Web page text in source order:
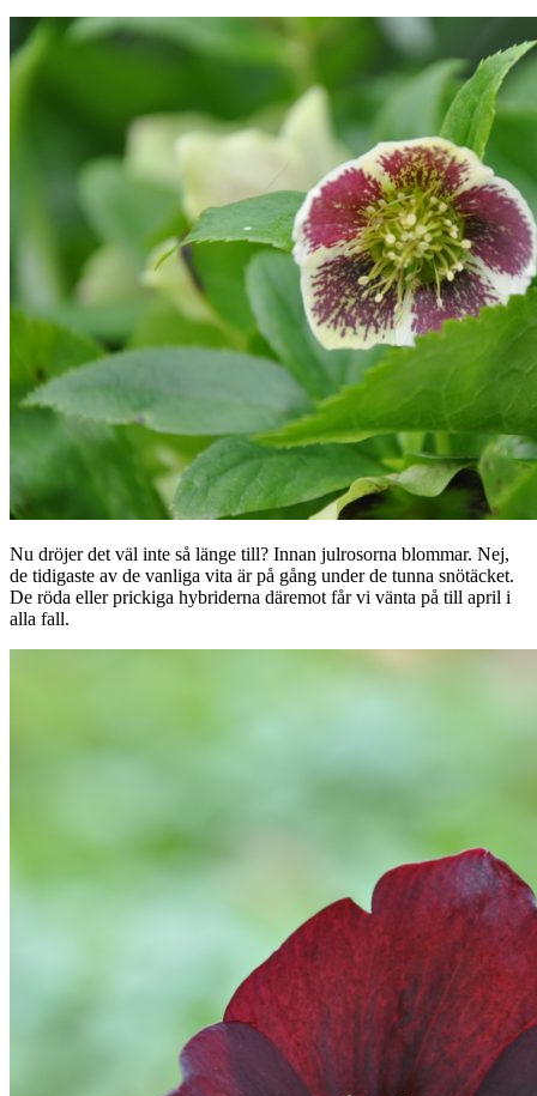
så
Nu dröjer det väl inte så länge till? Innan julrosorna blommar. Nej,
de tidigaste av de vanliga vita är på gång under de tunna snötäcket.
De röda eller prickiga hybriderna däremot får vi vänta på till april i
alla fall.